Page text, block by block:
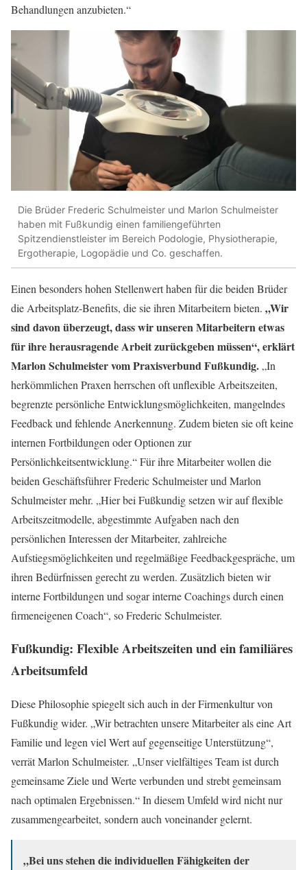
Behandlungen anzubieten.“
Die Brüder Frederic Schulmeister und Marlon Schulmeister
haben mit Fußkundig einen familiengeführten
Spitzendienstleister im Bereich Podologie, Physiotherapie,
Ergotherapie, Logopädie und Co. geschaffen.
Einen besonders hohen Stellenwert haben für die beiden Brüder
die Arbeitsplatz-Benefits, die sie ihren Mitarbeitern bieten. „Wir
sind davon überzeugt, dass wir unseren Mitarbeitern etwas
für ihre herausragende Arbeit zurückgeben müssen“, erklärt
Marlon Schulmeister vom Praxisverbund Fußkundig. „In
herkömmlichen Praxen herrschen oft unflexible Arbeitszeiten,
begrenzte persönliche Entwicklungsmöglichkeiten, mangelndes
Feedback und fehlende Anerkennung. Zudem bieten sie oft keine
internen Fortbildungen oder Optionen zur
Persönlichkeitsentwicklung.“ Für ihre Mitarbeiter wollen die
beiden Geschäftsführer Frederic Schulmeister und Marlon
Schulmeister mehr. „Hier bei Fußkundig setzen wir auf flexible
Arbeitszeitmodelle, abgestimmte Aufgaben nach den
persönlichen Interessen der Mitarbeiter, zahlreiche
Aufstiegsmöglichkeiten und regelmäßige Feedbackgespräche, um
ihren Bedürfnissen gerecht zu werden. Zusätzlich bieten wir
interne Fortbildungen und sogar interne Coachings durch einen
firmeneigenen Coach“, so Frederic Schulmeister.
Fußkundig: Flexible Arbeitszeiten und ein familiäres
Arbeitsumfeld
Diese Philosophie spiegelt sich auch in der Firmenkultur von
Fußkundig wider. „Wir betrachten unsere Mitarbeiter als eine Art
Familie und legen viel Wert auf gegenseitige Unterstützung“,
verrät Marlon Schulmeister. „Unser vielfältiges Team ist durch
gemeinsame Ziele und Werte verbunden und strebt gemeinsam
nach optimalen Ergebnissen.“ In diesem Umfeld wird nicht nur
zusammengearbeitet, sondern auch voneinander gelernt.
„Bei uns stehen die individuellen Fähigkeiten der